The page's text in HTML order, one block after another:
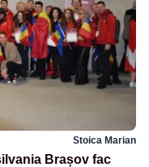
Stoica Marian
Brașov fac